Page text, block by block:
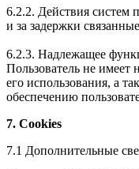
6.2.2. Действия систем
и за задержки
6.2.3. Надлежащее
Пользователь не имеет
его использования, а
обеспечению
7. Cookies
7.1 Дополнительные